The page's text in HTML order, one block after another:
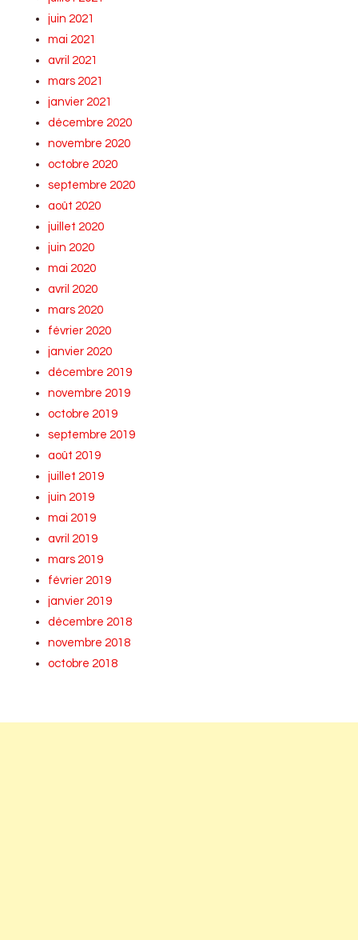
juin 2021
mai 2021
avril 2021
mars 2021
janvier 2021
décembre 2020
novembre 2020
octobre 2020
septembre 2020
août 2020
juillet 2020
juin 2020
mai 2020
avril 2020
mars 2020
février 2020
janvier 2020
décembre 2019
novembre 2019
octobre 2019
septembre 2019
août 2019
juillet 2019
juin 2019
mai 2019
avril 2019
mars 2019
février 2019
janvier 2019
décembre 2018
novembre 2018
octobre 2018